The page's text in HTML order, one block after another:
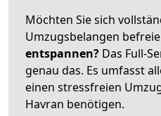
Möchten Sie sich
Umzugsbelangen
entspannen? Das Full-
genau das. Es umfasst
einen stressfreien
Havran benötigen.